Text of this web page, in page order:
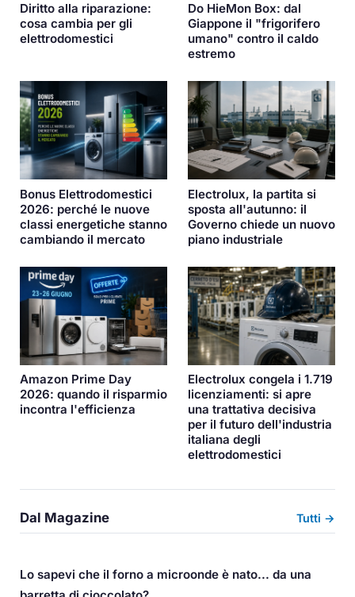
Diritto alla riparazione:
cosa cambia per gli
elettrodomestici
Do HieMon Box: dal
Giappone il "frigorifero
umano" contro il caldo
estremo
Bonus Elettrodomestici
2026: perché le nuove
classi energetiche stanno
cambiando il mercato
Electrolux, la partita si
sposta all'autunno: il
Governo chiede un nuovo
piano industriale
Amazon Prime Day
2026: quando il risparmio
incontra l'efficienza
Electrolux congela i 1.719
licenziamenti: si apre
una trattativa decisiva
per il futuro dell'industria
italiana degli
elettrodomestici
Dal Magazine Tutti →
Lo sapevi che il forno a microonde è nato... da una